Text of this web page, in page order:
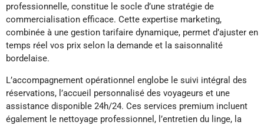
professionnelle, constitue le socle d’une stratégie de
commercialisation efficace. Cette expertise marketing,
combinée à une gestion tarifaire dynamique, permet d’ajuster en
temps réel vos prix selon la demande et la saisonnalité
bordelaise.
L’accompagnement opérationnel englobe le suivi intégral des
réservations, l’accueil personnalisé des voyageurs et une
assistance disponible 24h/24. Ces services premium incluent
également le nettoyage professionnel, l’entretien du linge, la